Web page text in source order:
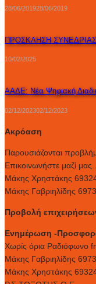
28/06/201928/06/2019
ΠΡΟΣΚΛΗΣΗ
10/02/2025
ΑΑΔΕ: Νέα Ψηφιακή
02/12/202302/12/2023
Ακρόαση
Παρουσιάζονται
Επικοινωνήστε μαζί
Μάκης Χρηστάκης
Μάκης Γαβριηλίδης
Προβολή
Ενημέρωση -
Xωρίς όρια Ραδιόφωνο
Μάκης Γαβριηλίδης
Μάκης Χρηστάκης